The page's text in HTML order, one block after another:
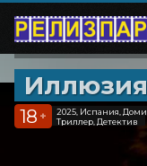
18 +
2025, Испания,
Триллер, Детектив